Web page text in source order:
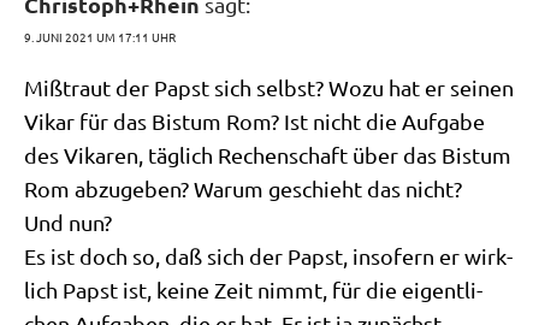
9. JUNI 2021 UM 17:11 UHR
Miß­traut der Papst sich selbst? Wozu hat er sei­nen
Vikar für das Bis­tum Rom? Ist nicht die Auf­ga­be
des Vika­ren, täg­lich Rechen­schaft über das Bis­tum
Rom abzu­ge­ben? War­um geschieht das nicht?
Und nun?
Es ist doch so, daß sich der Papst, inso­fern er wirk­
lich Papst ist, kei­ne Zeit nimmt, für die eigent­li­